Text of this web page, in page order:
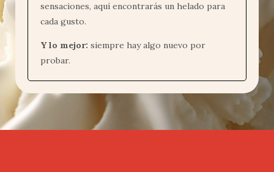
sensaciones, aquí encontrarás un helado para
cada gusto.
Y lo mejor: siempre hay algo nuevo por
probar.